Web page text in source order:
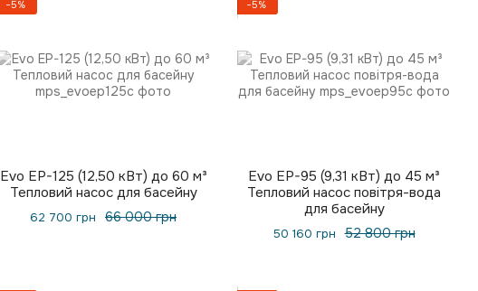
−5%
Evo EP-125 (12,50 кВт) до 60 м³
Тепловий насос для басейну
66 000 грн
62 700 грн
−5%
Evo EP-95 (9,31 кВт) до 45 м³
Тепловий насос повітря-вода
для басейну
52 800 грн
50 160 грн